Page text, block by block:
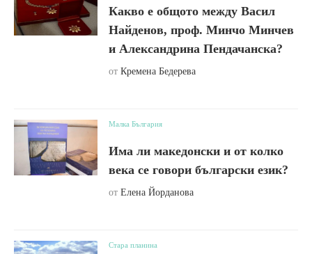
Какво е общото между Васил
Найденов, проф. Минчо Минчев
и Александрина Пендачанска?
от Кремена Бедерева
Малка България
Има ли македонски и от колко
века се говори български език?
от Елена Йорданова
Стара планина